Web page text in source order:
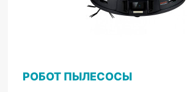
РОБОТ ПЫЛЕСОСЫ